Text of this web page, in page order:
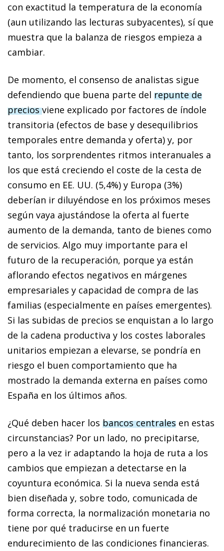
con exactitud la temperatura de la economía
(aun utilizando las lecturas subyacentes), sí que
muestra que la balanza de riesgos empieza a
cambiar.
De momento, el consenso de analistas sigue
defendiendo que buena parte del repunte de
preciosviene explicado por factores de índole
transitoria (efectos de base y desequilibrios
temporales entre demanda y oferta) y, por
tanto, los sorprendentes ritmos interanuales a
los que está creciendo el coste de la cesta de
consumo en EE. UU. (5,4%) y Europa (3%)
deberían ir diluyéndose en los próximos meses
según vaya ajustándose la oferta al fuerte
aumento de la demanda, tanto de bienes como
de servicios. Algo muy importante para el
futuro de la recuperación, porque ya están
aflorando efectos negativos en márgenes
empresariales y capacidad de compra de las
familias (especialmente en países emergentes).
Si las subidas de precios se enquistan a lo largo
de la cadena productiva y los costes laborales
unitarios empiezan a elevarse, se pondría en
riesgo el buen comportamiento que ha
mostrado la demanda externa en países como
España en los últimos años.
¿Qué deben hacer los bancos centrales en estas
circunstancias? Por un lado, no precipitarse,
pero a la vez ir adaptando la hoja de ruta a los
cambios que empiezan a detectarse en la
coyuntura económica. Si la nueva senda está
bien diseñada y, sobre todo, comunicada de
forma correcta, la normalización monetaria no
tiene por qué traducirse en un fuerte
endurecimiento de las condiciones financieras.